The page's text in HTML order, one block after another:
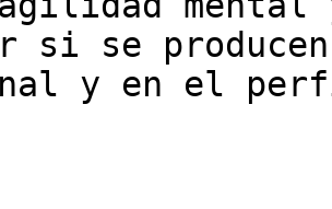
si se
y en el